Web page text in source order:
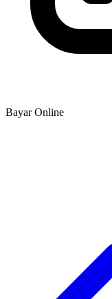
Bayar Online